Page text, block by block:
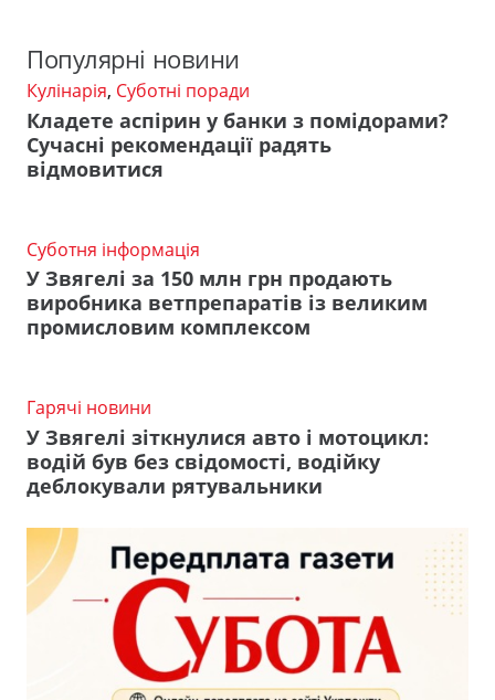
Популярні новини
Кулінарія, Суботні поради
Кладете аспірин у банки з помідорами?
Сучасні рекомендації радять
відмовитися
Суботня інформація
У Звягелі за 150 млн грн продають
виробника ветпрепаратів із великим
промисловим комплексом
Гарячі новини
У Звягелі зіткнулися авто і мотоцикл:
водій був без свідомості, водійку
деблокували рятувальники